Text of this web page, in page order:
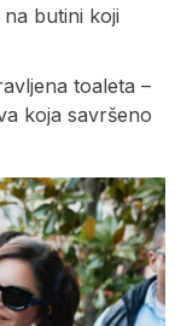
butini koji
toaleta –
koja savršeno